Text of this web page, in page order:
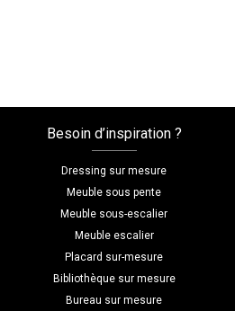
Besoin d’inspiration ?
Dressing sur mesure
Meuble sous pente
Meuble sous-escalier
Meuble escalier
Placard sur-mesure
Bibliothèque sur mesure
Bureau sur mesure